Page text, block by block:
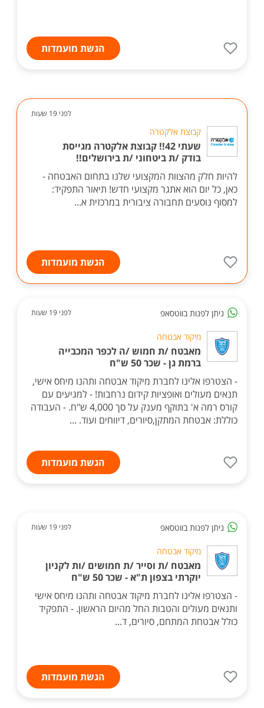
הגשת מועמדות
לפני 19 שעות
קבוצת אלקטרה
שעתי 42!! קבוצת אלקטרה מגייסת
בודק /ת ביטחוני /ת בירושלים!!
להיות חלק מהצוות המקצועי שלנו בתחום האבטחה -
כאן, כל יום הוא אתגר מקצועי חדש! תיאור התפקיד:
למסוף נוסעים תחבורה ציבורית במרכזית א...
הגשת מועמדות
ניתן לפנות בווטסאפ לפני 19 שעות
מיקוד אבטחה
מאבטח /ת חמוש /ה לכפר המכבייה
ברמת גן - שכר 50 ש"ח
- הצטרפו אלינו לחברת מיקוד אבטחה ותהנו מיחס אישי,
תנאים מעולים ואופציות קידום נרחבות! - למגיעים עם
קורס רמה א' בתוקף מענק על סך 4,000 ש"ח. - העבודה
כוללת: אבטחת המתקן,סיורים, דיווחים ועוד. ...
הגשת מועמדות
ניתן לפנות בווטסאפ לפני 19 שעות
מיקוד אבטחה
מאבטח /ת וסייר /ת חמושים /ות לקניון
יוקרתי בצפון ת"א - שכר 50 ש"ח
- הצטרפו אלינו לחברת מיקוד אבטחה ותהנו מיחס אישי
ותנאים מעולים והטבות החל מהיום הראשון. - התפקיד
כולל אבטחת המתחם, סיורים, ד...
הגשת מועמדות